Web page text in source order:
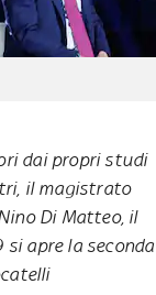
dai propri studi
il magistrato
Di Matteo, il
apre la seconda